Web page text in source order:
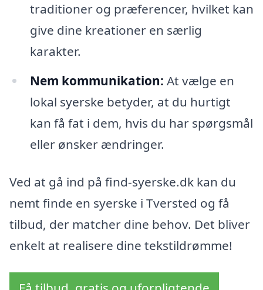
traditioner og præferencer, hvilket kan
give dine kreationer en særlig
karakter.
Nem kommunikation: At vælge en
lokal syerske betyder, at du hurtigt
kan få fat i dem, hvis du har spørgsmål
eller ønsker ændringer.
Ved at gå ind på find-syerske.dk kan du
nemt finde en syerske i Tversted og få
tilbud, der matcher dine behov. Det bliver
enkelt at realisere dine tekstildrømme!